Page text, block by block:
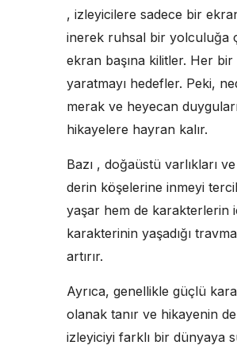
, izleyicilere sadece bir
inerek ruhsal bir yolculuğa
ekran başına kilitler. Her bir
yaratmayı hedefler. Peki,
merak ve heyecan
hikayelere hayran kalır.
Bazı , doğaüstü varlıkları
derin köşelerine inmeyi
yaşar hem de karakterlerin
karakterinin yaşadığı
artırır.
Ayrıca, genellikle güçlü
olanak tanır ve hikayenin
izleyiciyi farklı bir dünyaya